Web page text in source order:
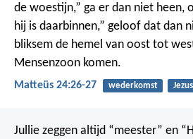
de woestijn,” ga er dan niet heen,
hij is daarbinnen,” geloof dat dan
bliksem de hemel van oost tot
Mensenzoon komen.
Matteüs 24:26-27 wederkomst Jezus
Jullie zeggen altijd “meester” en